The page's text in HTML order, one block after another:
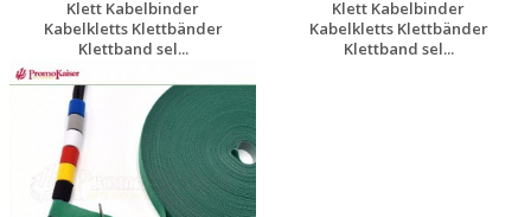
Klett Kabelbinder
Kabelkletts Klettbänder
Klettband sel...
Individuelle
Werbeartikel
anfragen
Klett Kabelbinder
Kabelkletts Klettbänder
Klettband sel...